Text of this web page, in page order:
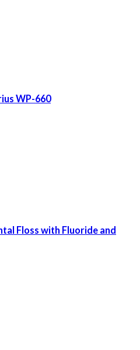
WP-660
Floss with Fluoride and